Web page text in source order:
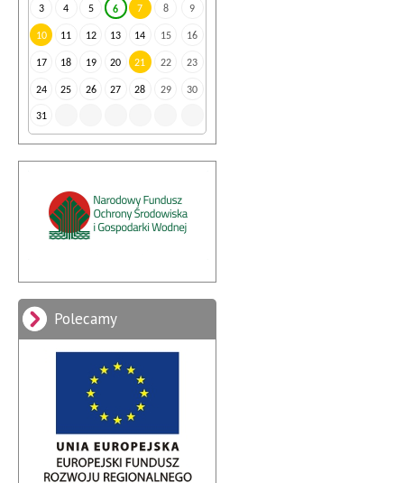
3 4 5 6 7 8 9
10 11 12 13 14 15 16
17 18 19 20 21 22 23
24 25 26 27 28 29 30
31
Polecamy